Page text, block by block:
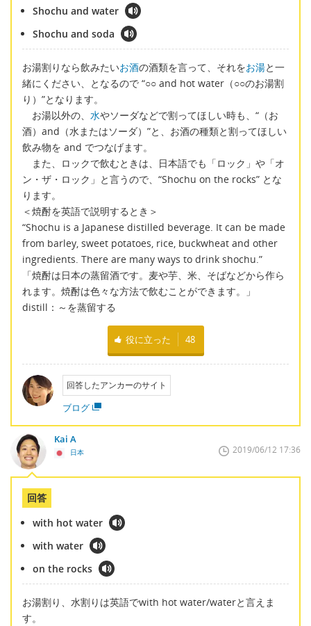
Shochu and water
Shochu and soda
お湯割りなら飲みたいお酒の酒類を言って、それをお湯と一
緒にください、となるので “○○ and hot water（○○のお湯割
り）”となります。
お湯以外の、 水やソーダなどで割ってほしい時も、“（お
酒）and（水またはソーダ）”と、お酒の種類と割ってほしい
飲み物を and でつなげます。
また、ロックで飲むときは、日本語でも「ロック」や「オ
ン・ザ・ロック」と言うので、“Shochu on the rocks” とな
ります。
＜焼酎を英語で説明するとき＞
“Shochu is a Japanese distilled beverage. It can be made
from barley, sweet potatoes, rice, buckwheat and other
ingredients. There are many ways to drink shochu.”
「焼酎は日本の蒸留酒です。麦や芋、米、そばなどから作ら
れます。焼酎は色々な方法で飲むことができます。」
distill：～を蒸留する
役に立った 48
回答したアンカーのサイト
ブログ
Kai A
日本 2019/06/12 17:36
回答
with hot water
with water
on the rocks
お湯割り、水割りは英語でwith hot water/waterと言えま
す。